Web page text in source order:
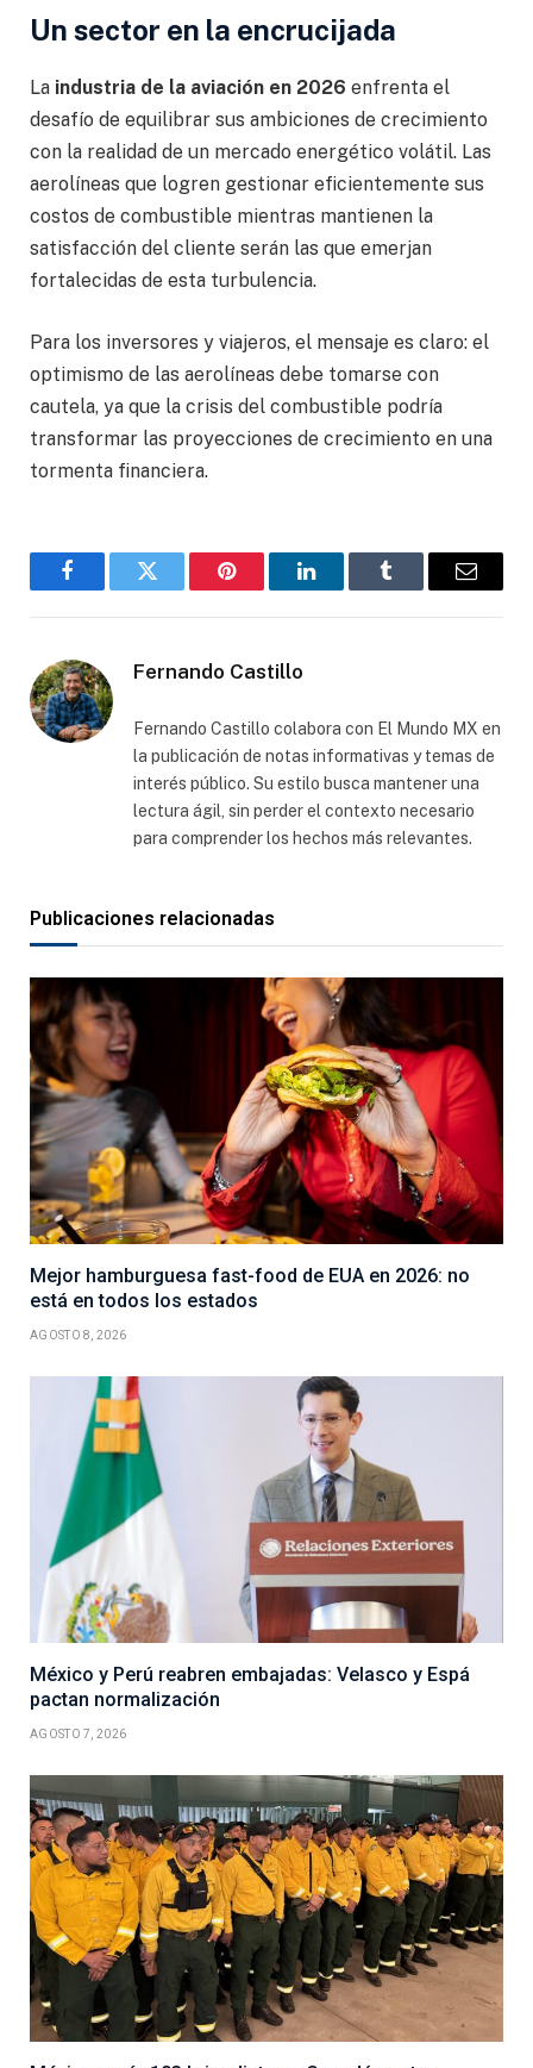
Un sector en la encrucijada
La industria de la aviación en 2026 enfrenta el
desafío de equilibrar sus ambiciones de crecimiento
con la realidad de un mercado energético volátil. Las
aerolíneas que logren gestionar eficientemente sus
costos de combustible mientras mantienen la
satisfacción del cliente serán las que emerjan
fortalecidas de esta turbulencia.
Para los inversores y viajeros, el mensaje es claro: el
optimismo de las aerolíneas debe tomarse con
cautela, ya que la crisis del combustible podría
transformar las proyecciones de crecimiento en una
tormenta financiera.
FacebookGorjeo Pinterest LinkedInTumblr
Correo
Fernando Castillo
Fernando Castillo colabora con El Mundo MX en
la publicación de notas informativas y temas de
interés público. Su estilo busca mantener una
lectura ágil, sin perder el contexto necesario
para comprender los hechos más relevantes.
Publicaciones relacionadas
Mejor hamburguesa fast-food de EUA en 2026: no
está en todos los estados
AGOSTO 8, 2026
México y Perú reabren embajadas: Velasco y Espá
pactan normalización
AGOSTO 7, 2026